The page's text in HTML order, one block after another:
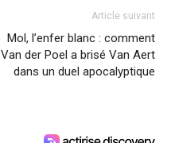
Article suivant
Mol, l’enfer blanc : comment
Van der Poel a brisé Van Aert
dans un duel apocalyptique